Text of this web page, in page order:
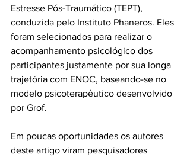
Estresse Pós-Traumático (TEPT),
conduzida pelo Instituto Phaneros. Eles
foram selecionados para realizar o
acompanhamento psicológico dos
participantes justamente por sua longa
trajetória com ENOC, baseando-se no
modelo psicoterapêutico desenvolvido
por Grof.
Em poucas oportunidades os autores
deste artigo viram pesquisadores